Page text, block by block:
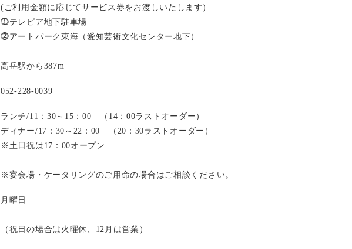
(ご利用金額に応じてサービス券をお渡しいたします)
⓵テレピア地下駐車場
⓶アートパーク東海（愛知芸術文化センター地下）
高岳駅から387m
052-228-0039
ランチ/11：30～15：00 （14：00ラストオーダー）
ディナー/17：30～22：00 （20：30ラストオーダー）
※土日祝は17：00オープン
※宴会場・ケータリングのご用命の場合はご相談ください。
月曜日
（祝日の場合は火曜休、12月は営業）